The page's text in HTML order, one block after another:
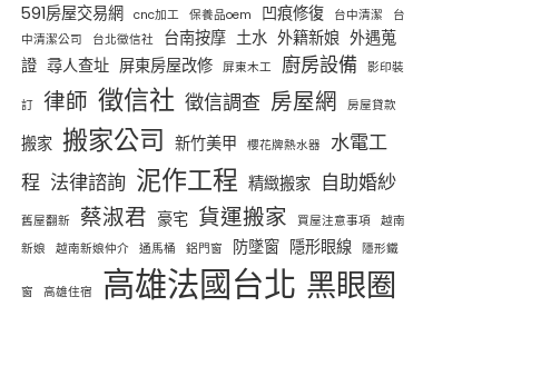
591房屋交易網 cnc加工 保養品oem 凹痕修復 台中清潔
台
中清潔公司
台北徵信社 台南按摩 土水 外籍新娘 外遇蒐
證 尋人查址 屏東房屋改修 屏東木工 廚房設備 影印裝
訂 律師 徵信社 徵信調查 房屋網 房屋貸款
搬家 搬家公司 新竹美甲 櫻花牌熱水器
水電工
程 法律諮詢 泥作工程 精緻搬家 自助婚紗
舊屋翻新 蔡淑君 豪宅 貨運搬家 買屋注意事項 越南
新娘
越南新娘仲介 通馬桶 鋁門窗 防墜窗 隱形眼線 隱形鐵
窗 高雄住宿 高雄法國台北 黑眼圈